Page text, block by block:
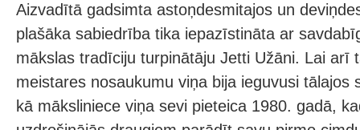
Aizvadītā gadsimta astoņdesmitajos un
plašāka sabiedrība tika iepazīstināta ar
mākslas tradīciju turpinātāju Jetti Užāni. Lai arī
meistares nosaukumu viņa bija ieguvusi tālajos
kā māksliniece viņa sevi pieteica 1980. gadā,